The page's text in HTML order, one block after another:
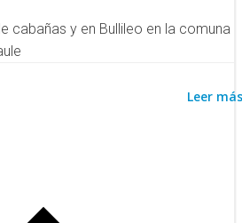
cabañas y en Bullileo en la comuna
Leer más